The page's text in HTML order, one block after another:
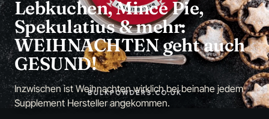
Lebkuchen, Mince Pie,
Spekulatius & mehr:
WEIHNACHTEN geht auch
GESUND!
Inzwischen ist Weihnachten wirklich bei beinahe jedem
Supplement Hersteller angekommen.